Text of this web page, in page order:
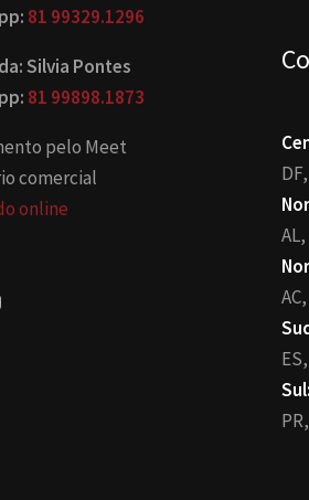
81 99329.1296
Silvia Pontes
81 99898.1873
pelo Meet
comercial
online
DF,
AL,
AC,
ES,
Sul:
PR,